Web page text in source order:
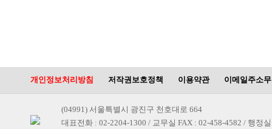
개인정보처리방침 저작권보호정책 이용약관 이메일주소
(04991) 서울특별시 광진구 천호대로 664
대표전화 : 02-2204-1300 / 교무실 FAX : 02-458-4582 / 행정